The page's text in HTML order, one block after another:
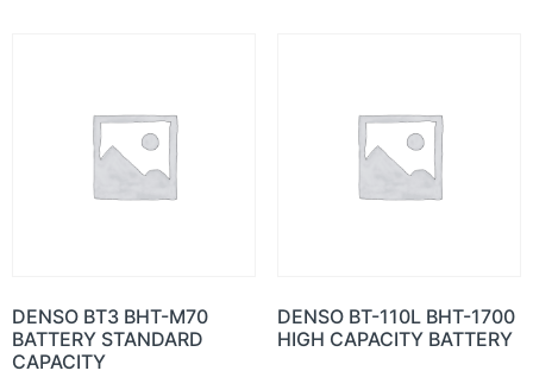
DENSO BT3 BHT-M70
BATTERY STANDARD
CAPACITY
DENSO BT-110L BHT-1700
HIGH CAPACITY BATTERY